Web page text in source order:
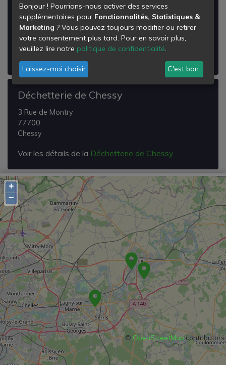
Rue Fortuna Régnier
77100
Nanteuil-lès-Meaux
Voir les détails de laDéchetterie de Nanteuil les
Déchetterie de Chessy
3 Rue de Montry
77700
Chessy
Voir les détails de la Déchetterie de Chessy
+
−
© OpenStreetMapcontributors
Bonjour ! Pourrions-nous activer des services
supplémentaires pour Fonctionnalités, Statistiques &
Marketing ? Vous pouvez toujours modifier ou retirer
votre consentement plus tard. Pour en savoir plus,
veuillez lire notre politique de confidentialité.
Laissez-moi choisir C'est bon.